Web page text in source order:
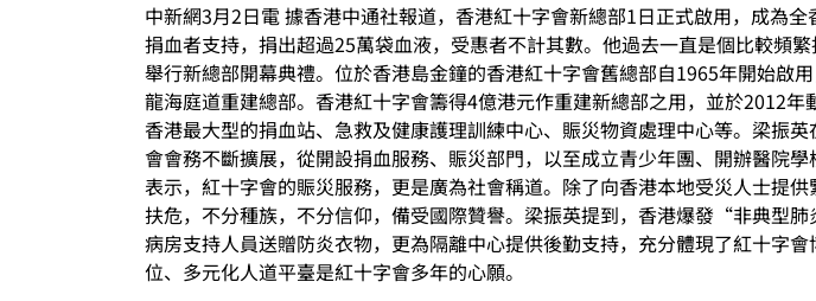
中新網3月2日電 據香港中通社報道，香港紅十字會新總部1日正式啟用，成為
捐血者支持，捐出超過25萬袋血液，受惠者不計其數。他過去一直是個比較頻
舉行新總部開幕典禮。位於香港島金鐘的香港紅十字會舊總部自1965年開始啟
龍海庭道重建總部。香港紅十字會籌得4億港元作重建新總部之用，並於2012
香港最大型的捐血站、急救及健康護理訓練中心、賑災物資處理中心等。梁振
會會務不斷擴展，從開設捐血服務、賑災部門，以至成立青少年團、開辦醫院
表示，紅十字會的賑災服務，更是廣為社會稱道。除了向香港本地受災人士提
扶危，不分種族，不分信仰，備受國際贊譽。梁振英提到，香港爆發“非典型
病房支持人員送贈防炎衣物，更為隔離中心提供後勤支持，充分體現了紅十字
位、多元化人道平臺是紅十字會多年的心願。